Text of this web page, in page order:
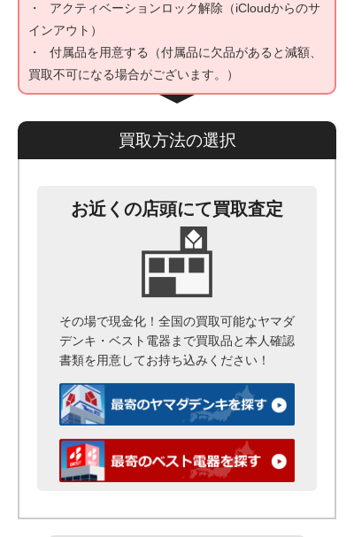
アクティベーションロック解除（iCloudからのサ
インアウト）
付属品を用意する（付属品に欠品があると減額、
買取不可になる場合がございます。）
買取方法の選択
お近くの店頭にて買取査定
その場で現金化！全国の買取可能なヤマダ
デンキ・ベスト電器まで買取品と本人確認
書類を用意してお持ち込みください！